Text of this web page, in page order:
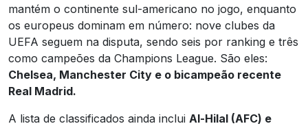
mantém o continente sul-americano no jogo, enquanto
os europeus dominam em número: nove clubes da
UEFA seguem na disputa, sendo seis por ranking e três
como campeões da Champions League. São eles:
Chelsea, Manchester City e o bicampeão recente
Real Madrid.
A lista de classificados ainda inclui Al-Hilal (AFC) e